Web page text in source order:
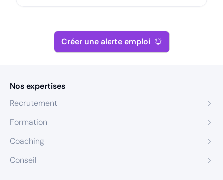
Créer une alerte emploi
Nos expertises
Recrutement
Formation
Coaching
Conseil